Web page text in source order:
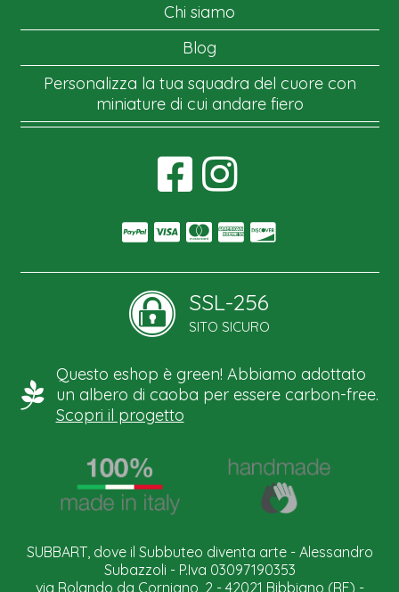
Chi siamo
Blog
Personalizza la tua squadra del cuore con
miniature di cui andare fiero
SSL-256
SITO SICURO
Questo eshop è green! Abbiamo adottato
un albero di caoba per essere carbon-free.
Scopri il progetto
SUBBART, dove il Subbuteo diventa arte - Alessandro
Subazzoli - P.Iva 03097190353
via Rolando da Corniano, 2 - 42021 Bibbiano (RE) -